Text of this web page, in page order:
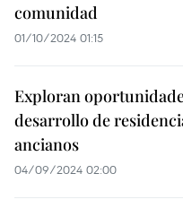
comunidad
01/10/2024 01:15
Exploran
desarrollo de
ancianos
04/09/2024 02:00